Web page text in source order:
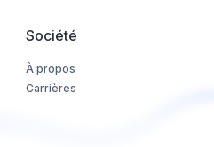
Société
À propos
Carrières